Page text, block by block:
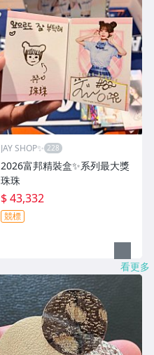
JAY SHOP✨
2026富邦精裝盒✨系列最大獎
珠珠
$ 43,332
競標
看更多